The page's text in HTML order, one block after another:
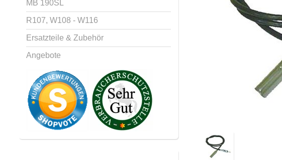
MB 190SL
R107, W108 - W116
Ersatzteile & Zubehör
Angebote